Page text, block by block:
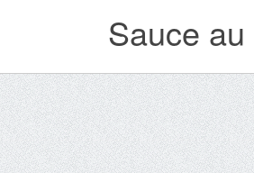
Sauce